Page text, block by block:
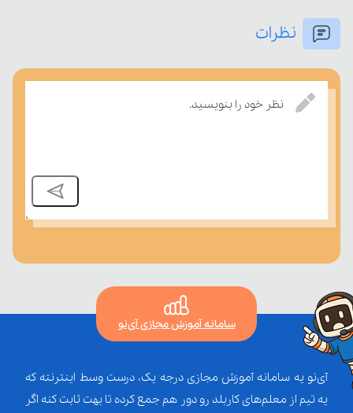
نظرات
نظر خود را بنویسید.
سامانه آموزش مجازی آی‌نو
آی‌نو یه سامانه آموزش مجازی درجه یک، درست وسط اینترنته که
یه تیم از معلم‌‌های کاربلد رو دور هم جمع کرده تا بهت ثابت کنه اگر